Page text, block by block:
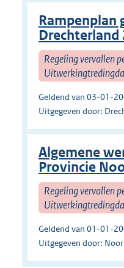
Rampenplan
Drechterland
Regeling vervallen
Geldend van 03-01-
Uitgegeven door:
Algemene
Provincie
Regeling vervallen
Geldend van 01-01-
Uitgegeven door: